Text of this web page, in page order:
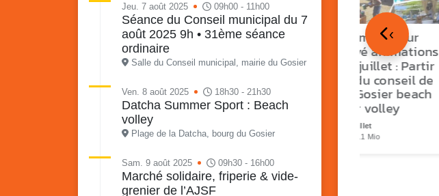
Jeu. 7 août 2025 09h00 - 11h00
Séance du Conseil municipal du 7
août 2025 9h • 31ème séance
ordinaire
Salle du Conseil municipal, mairie du Gosier
Ven. 8 août 2025 18h30 - 21h30
Datcha Summer Sport : Beach
volley
Plage de la Datcha, bourg du Gosier
Sam. 9 août 2025 09h30 - 16h00
Marché solidaire, friperie & vide-
grenier de l’AJSF
Vakans o Gozyé : Gosier
Lanta
24 juillet
PDF - 1.6 Mio
Retour en images sur
Vakans O Gozyé animations
du samedi 18 juillet : Partir
en livre, fête du conseil de
quartier n°3, Gosier beach
summer volley
23 juillet
PDF - 5.1 Mio
‹